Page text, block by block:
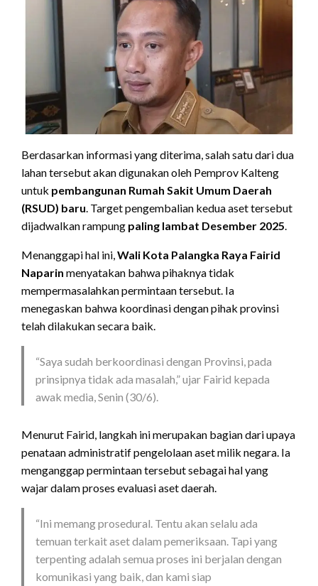
Berdasarkan informasi yang diterima, salah satu dari dua
lahan tersebut akan digunakan oleh Pemprov Kalteng
untuk pembangunan Rumah Sakit Umum Daerah
(RSUD) baru. Target pengembalian kedua aset tersebut
dijadwalkan rampung paling lambat Desember 2025.
Menanggapi hal ini,Wali Kota Palangka Raya Fairid
Naparin menyatakan bahwa pihaknya tidak
mempermasalahkan permintaan tersebut. Ia
menegaskan bahwa koordinasi dengan pihak provinsi
telah dilakukan secara baik.
“Saya sudah berkoordinasi dengan Provinsi, pada
prinsipnya tidak ada masalah,” ujar Fairid kepada
awak media, Senin (30/6).
Menurut Fairid, langkah ini merupakan bagian dari upaya
penataan administratif pengelolaan aset milik negara. Ia
menganggap permintaan tersebut sebagai hal yang
wajar dalam proses evaluasi aset daerah.
“Ini memang prosedural. Tentu akan selalu ada
temuan terkait aset dalam pemeriksaan. Tapi yang
terpenting adalah semua proses ini berjalan dengan
komunikasi yang baik, dan kami siap